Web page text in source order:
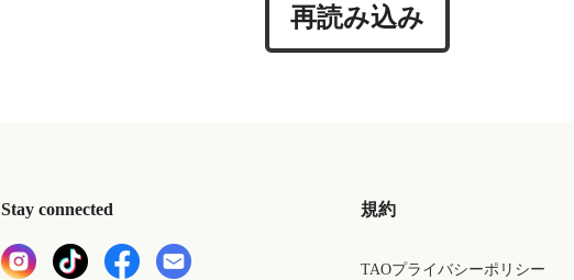
再読み込み
Stay connected 規約
TAOプライバシーポリシー